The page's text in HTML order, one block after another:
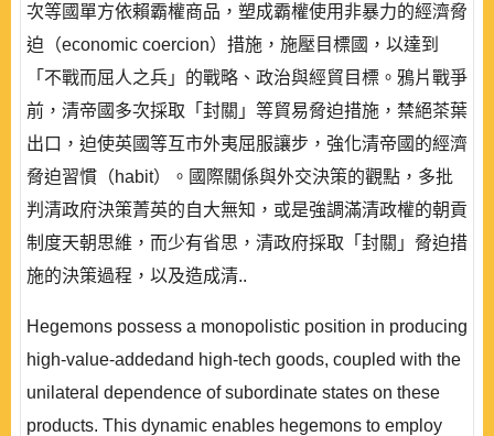
次等國單方依賴霸權商品，塑成霸權使用非暴力的經濟脅
迫（economic coercion）措施，施壓目標國，以達到
「不戰而屈人之兵」的戰略、政治與經貿目標。鴉片戰爭
前，清帝國多次採取「封關」等貿易脅迫措施，禁絕茶葉
出口，迫使英國等互市外夷屈服讓步，強化清帝國的經濟
脅迫習慣（habit）。國際關係與外交決策的觀點，多批
判清政府決策菁英的自大無知，或是強調滿清政權的朝貢
制度天朝思維，而少有省思，清政府採取「封關」脅迫措
施的決策過程，以及造成清..
Hegemons possess a monopolistic position in producing
high-value-addedand high-tech goods, coupled with the
unilateral dependence of subordinate states on these
products. This dynamic enables hegemons to employ